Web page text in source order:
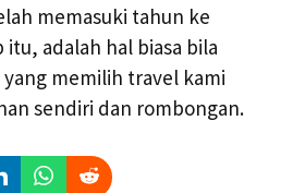
memasuki tahun ke
adalah hal biasa bila
memilih travel kami
sendiri dan rombongan.